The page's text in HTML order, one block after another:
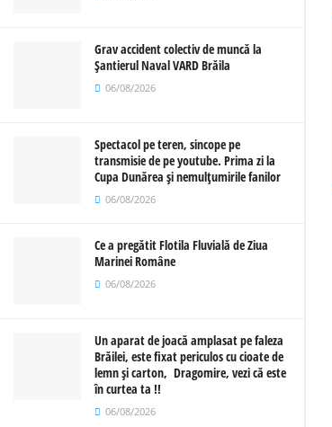
Grav accident colectiv de muncă la
Șantierul Naval VARD Brăila
06/08/2026
Spectacol pe teren, sincope pe
transmisie de pe youtube. Prima zi la
Cupa Dunărea și nemulțumirile fanilor
06/08/2026
Ce a pregătit Flotila Fluvială de Ziua
Marinei Române
06/08/2026
Un aparat de joacă amplasat pe faleza
Brăilei, este fixat periculos cu cioate de
lemn și carton, Dragomire, vezi că este
în curtea ta !!
06/08/2026